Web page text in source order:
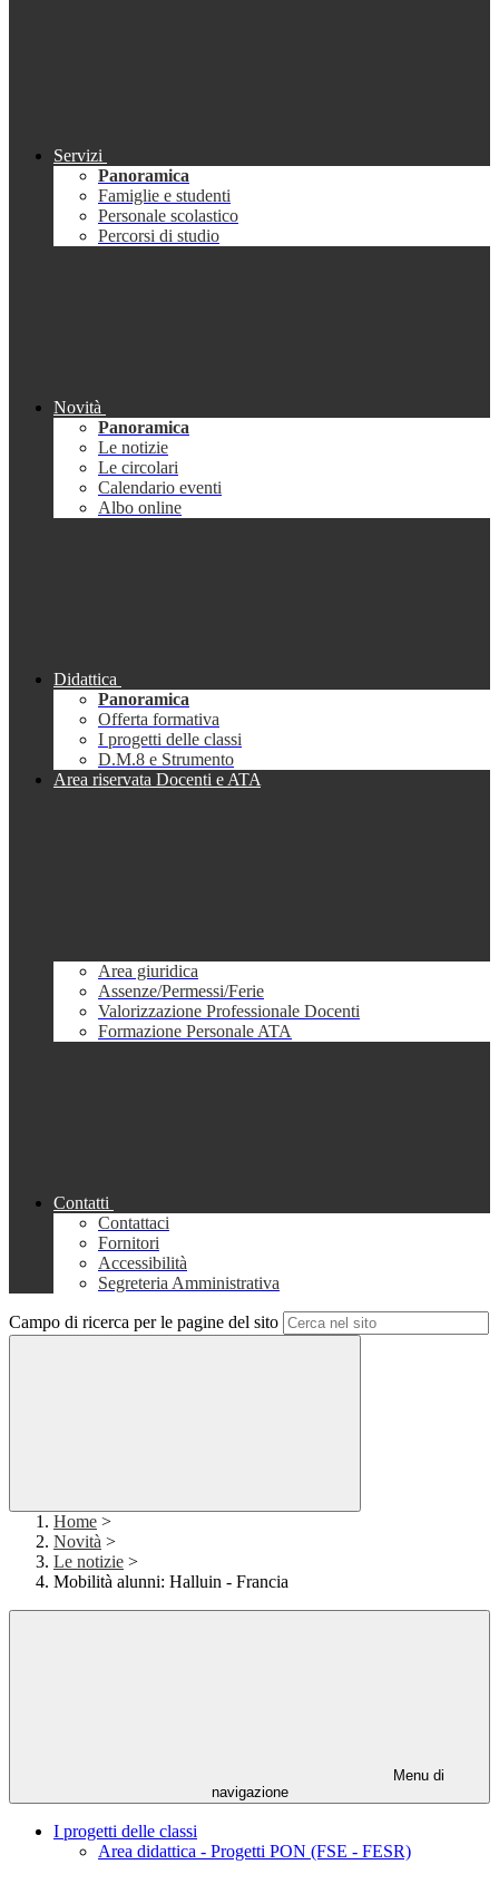
Servizi
Panoramica
Famiglie e studenti
Personale scolastico
Percorsi di studio
Novità
Panoramica
Le notizie
Le circolari
Calendario eventi
Albo online
Didattica
Panoramica
Offerta formativa
I progetti delle classi
D.M.8 e Strumento
Area riservata Docenti e ATA
Area giuridica
Assenze/Permessi/Ferie
Valorizzazione Professionale Docenti
Formazione Personale ATA
Contatti
Contattaci
Fornitori
Accessibilità
Segreteria Amministrativa
Campo di ricerca per le pagine del sito
Home >
Novità >
Le notizie >
Mobilità alunni: Halluin - Francia
Menu di
navigazione
I progetti delle classi
Area didattica - Progetti PON (FSE - FESR)